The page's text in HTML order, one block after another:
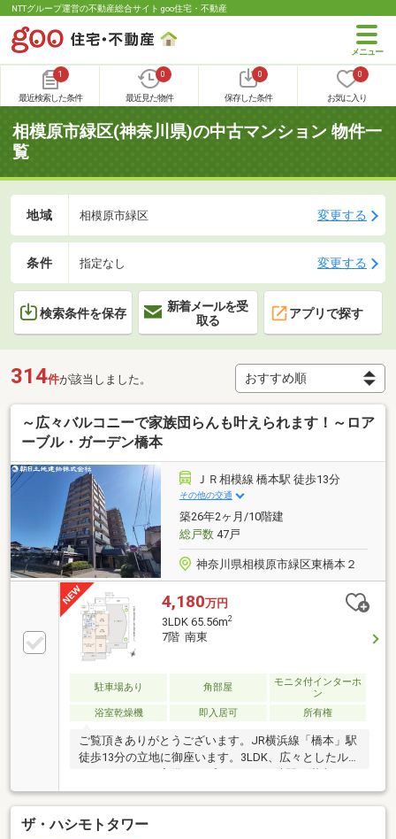
NTTグループ運営の不動産総合サイト goo住宅・不動産
1
最近検索した条件
0
最近見た物件
0
保存した条件
0
お気に入り
相模原市緑区(神奈川県)の中古マンション 物件一
覧
地域 相模原市緑区 変更する
条件 指定なし 変更する
検索条件を保存
新着メールを受
取る
アプリで探す
314件が該当しました。
～広々バルコニーで家族団らんも叶えられます！～ロア
ーブル・ガーデン橋本
ＪＲ相模線 橋本駅 徒歩13分
その他の交通
築26年2ヶ月/10階建
総戸数47戸
神奈川県相模原市緑区東橋本２
4,180万円
3LDK 65.56m2
7階 南東
駐車場あり 角部屋
モニタ付インターホ
ン
浴室乾燥機
即入居可 所有権
ご覧頂きありがとうございます。JR横浜線「橋本」駅
徒歩13分の立地に御座います。3LDK、広々としたルー
フバルコニーが完備されプライベート時間を満喫して
頂けます！南東向きのため日当たり良好、全居室に窓
があり開放感も兼ね備えた物件で御座います。飼い主
様とペットが快適に過ごせる工夫や設備が満載です！
ザ・ハシモトタワー